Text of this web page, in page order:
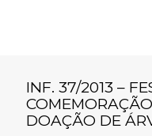
INF. 37/2013 –
DOAÇÃO DE